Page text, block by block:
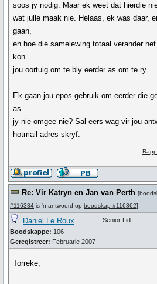
soos jy nodig. Maar ek weet dat hierdie
wat julle maak nie. Helaas, ek was daar,
gaan,
en hoe die samelewing totaal verander
kon
jou oortuig om te bly eerder as om te ry.
Ek gaan jou epos gebruik om eerder die
as
jy nie omgee nie? Sal eers wag vir jou
hotmail adres skryf.
Re: Vir Katryn en Jan van Perth [
#116384 is 'n antwoord op boodskap #116362]
Daniel Le Roux
Boodskappe: 106
Geregistreer: Februarie 2007
Senior Lid
Torreke,